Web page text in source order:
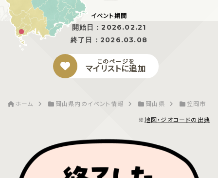
イベント期間
開始日：2026.02.21
終了日： 2026.03.08
このページを
マイリストに追加
ホーム 岡山県内のイベント情報 岡山県
笠岡市
※地図・ジオコードの出典